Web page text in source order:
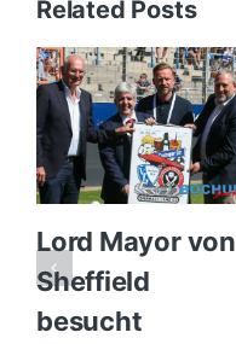
Related Posts
Lord Mayor von
Sheffield
besucht